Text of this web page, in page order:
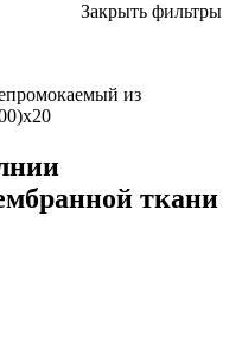
Закрыть фильтры
из
ткани